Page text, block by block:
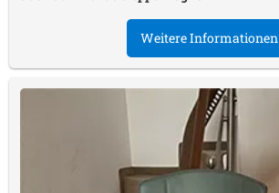
Weitere Informationen